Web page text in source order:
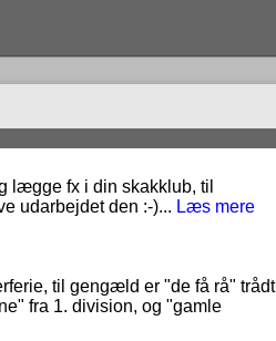
lægge fx i din skakklub, til
udarbejdet den :-)... Læs mere
til gengæld er "de få rå" trådt
fra 1. division, og "gamle